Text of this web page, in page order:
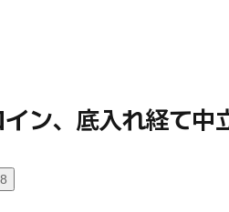
イン、底入れ経て中